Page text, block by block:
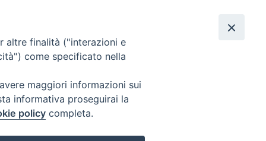
SEGUICI SU
Facebook
Instagram
X YouTube
altre finalità ("interazioni e
come specificato nella
maggiori informazioni sui
informativa proseguirai la
policy completa.